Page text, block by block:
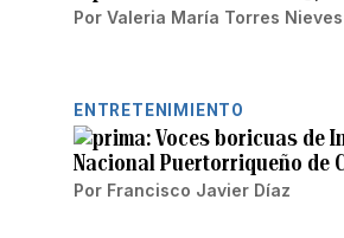
Por Valeria María Torres Nieves
ENTRETENIMIENTO
Voces boricuas de
Nacional Puertorriqueño de
Por Francisco Javier Díaz